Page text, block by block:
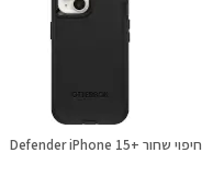
חיפוי שחור +Defender iPhone 15